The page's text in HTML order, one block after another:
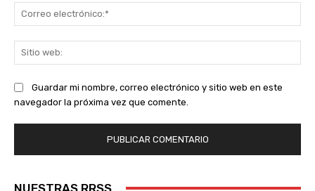
Guardar mi nombre, correo electrónico y sitio web en este
navegador la próxima vez que comente.
NUESTRAS RRSS